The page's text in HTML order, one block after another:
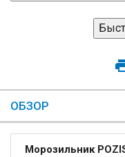
ОБЗОР
Морозильник